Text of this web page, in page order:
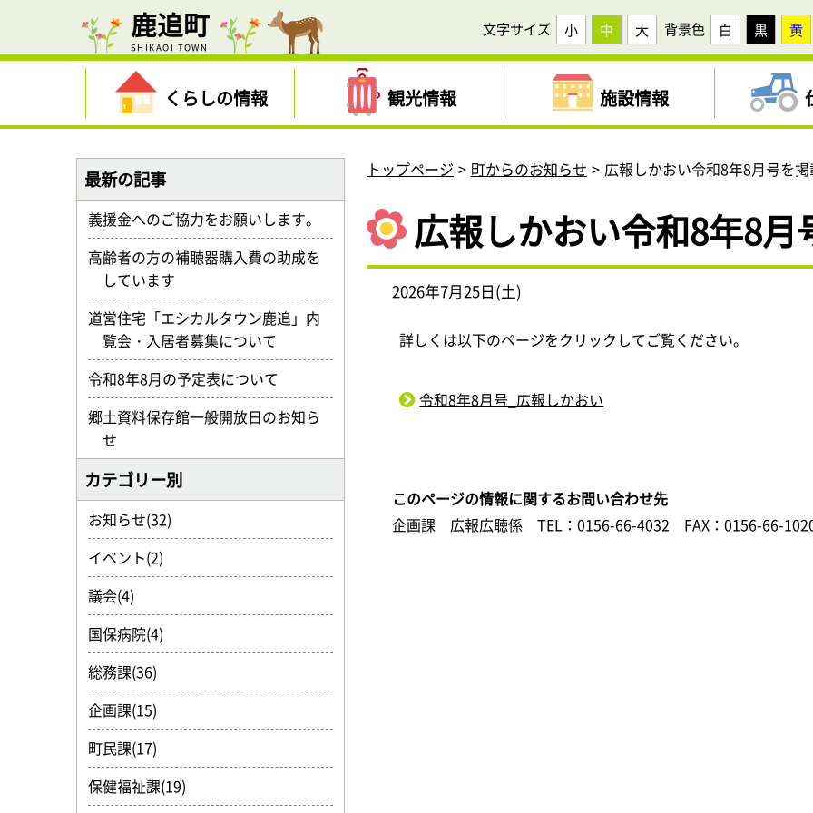
鹿追町
SHIKAOI TOWN
文字サイズ 小 中 大 背景色 白 黒 黄
くらしの情報 観光情報 施設情報
トップページ 町からのお知らせ 広報しかおい令和8年8月号を
広報しかおい令和8年8
2026年7月25日(土)
詳しくは以下のページをクリックしてご覧ください。
令和8年8月号_広報しかおい
このページの情報に関するお問い合わせ先
企画課 広報広聴係
TEL：0156-66-4032 FAX：0156-66-
最新の記事
義援金へのご協力をお願いします。
高齢者の方の補聴器購入費の助成を
しています
道営住宅「エシカルタウン鹿追」内
覧会・入居者募集について
令和8年8月の予定表について
郷土資料保存館一般開放日のお知ら
せ
カテゴリー別
お知らせ(32)
イベント(2)
議会(4)
国保病院(4)
総務課(36)
企画課(15)
町民課(17)
保健福祉課(19)